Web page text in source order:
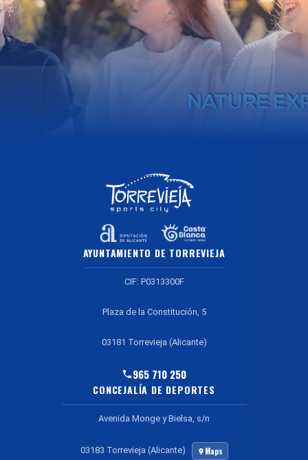
AYUNTAMIENTO DE TORREVIEJA
CIF: P0313300F
Plaza de la Constitución, 5
03181 Torrevieja (Alicante)
965 710 250
CONCEJALÍA DE DEPORTES
Avenida Monge y Bielsa, s/n
03183 Torrevieja (Alicante) Maps